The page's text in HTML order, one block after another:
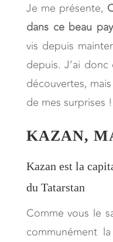
Je me présente,
dans ce beau
vis depuis
depuis. J’ai
découvertes,
de mes surprises !
KAZAN,
Kazan est la
du Tatarstan
Comme vous le
communément